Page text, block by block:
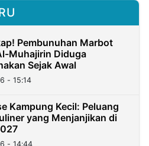
Pembunuhan Marbot
Muhajirin Diduga
Sejak Awal
- 15:14
Kampung Kecil: Peluang
yang Menjanjikan di
- 14:44